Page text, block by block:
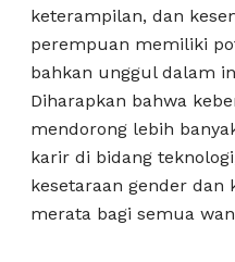
keterampilan, dan
perempuan memiliki
bahkan unggul dalam
Diharapkan bahwa
mendorong lebih
karir di bidang
kesetaraan gender dan
merata bagi semua